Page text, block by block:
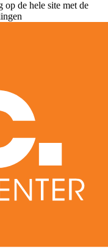
de hele site met de